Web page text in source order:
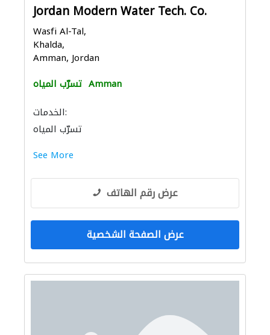
Jordan Modern Water Tech. Co.
Wasfi Al-Tal,
Khalda,
Amman, Jordan
تسرّب المياه Amman
الخدمات:
تسرّب المياه
See More
عرض رقم الهاتف
عرض الصفحة الشخصية